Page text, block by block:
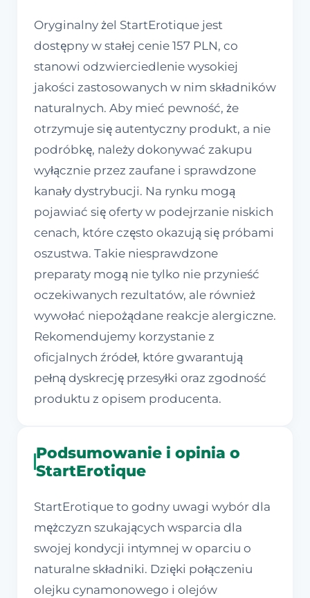
Oryginalny żel StartErotique jest
dostępny w stałej cenie 157 PLN, co
stanowi odzwierciedlenie wysokiej
jakości zastosowanych w nim składników
naturalnych. Aby mieć pewność, że
otrzymuje się autentyczny produkt, a nie
podróbkę, należy dokonywać zakupu
wyłącznie przez zaufane i sprawdzone
kanały dystrybucji. Na rynku mogą
pojawiać się oferty w podejrzanie niskich
cenach, które często okazują się próbami
oszustwa. Takie niesprawdzone
preparaty mogą nie tylko nie przynieść
oczekiwanych rezultatów, ale również
wywołać niepożądane reakcje alergiczne.
Rekomendujemy korzystanie z
oficjalnych źródeł, które gwarantują
pełną dyskrecję przesyłki oraz zgodność
produktu z opisem producenta.
Podsumowanie i opinia o
StartErotique
StartErotique to godny uwagi wybór dla
mężczyzn szukających wsparcia dla
swojej kondycji intymnej w oparciu o
naturalne składniki. Dzięki połączeniu
olejku cynamonowego i olejów